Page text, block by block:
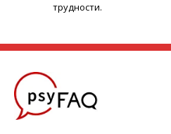
трудности.